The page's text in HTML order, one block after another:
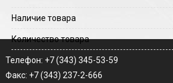
Наличие товара
Количество товара
Телефон: +7 (343) 345-53-59
Факс: +7 (343) 237-2-666